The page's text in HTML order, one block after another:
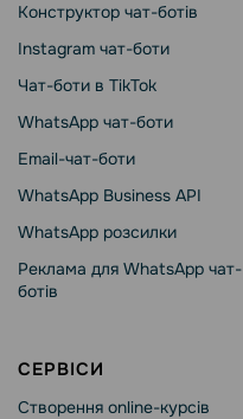
Конструктор чат-ботів
Instagram чат-боти
Чат-боти в TikTok
WhatsApp чат-боти
Email-чат-боти
WhatsApp Business API
WhatsApp розсилки
Реклама для WhatsApp чат-
ботів
СЕРВІСИ
Створення online-курсів